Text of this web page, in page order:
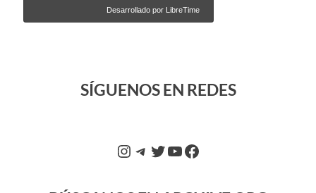
SÍGUENOS EN REDES